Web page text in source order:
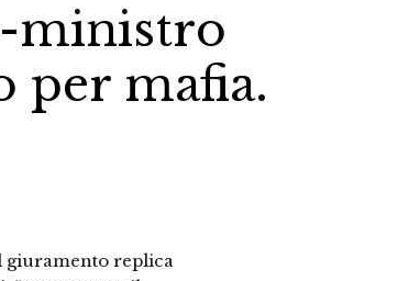
ministro
per mafia.
giuramento replica